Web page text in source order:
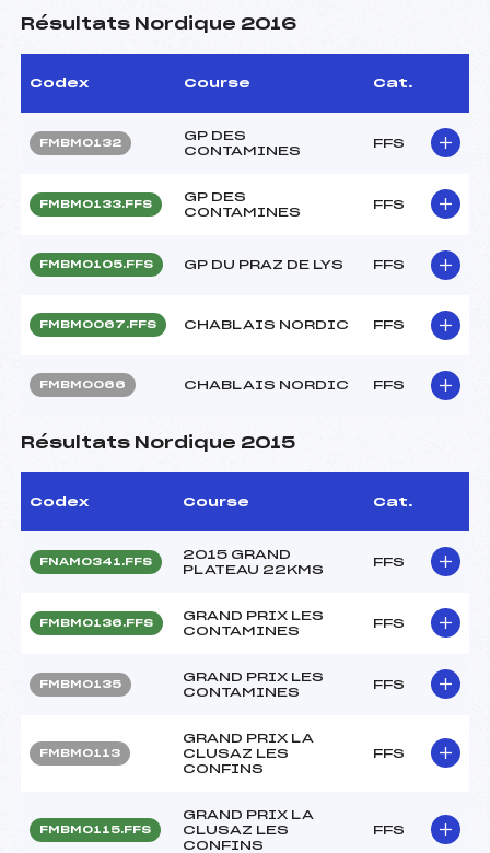
Résultats Nordique 2016
Codex Course Cat.
FMBM0132
GP DES
CONTAMINES
FFS
FMBM0133.FFS
GP DES
CONTAMINES
FFS
FMBM0105.FFS GP DU PRAZ DE LYS FFS
FMBM0067.FFS CHABLAIS NORDIC FFS
FMBM0066 CHABLAIS NORDIC FFS
Résultats Nordique 2015
Codex Course Cat.
FNAM0341.FFS
2015 GRAND
PLATEAU 22KMS
FFS
FMBM0136.FFS
GRAND PRIX LES
CONTAMINES
FFS
FMBM0135
GRAND PRIX LES
CONTAMINES
FFS
FMBM0113
GRAND PRIX LA
CLUSAZ LES
CONFINS
FFS
FMBM0115.FFS
GRAND PRIX LA
CLUSAZ LES
CONFINS
FFS